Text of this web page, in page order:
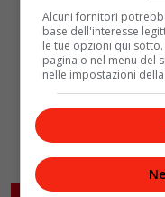
Alcuni fornitori
base dell'interesse
le tue opzioni qui
pagina o nel menu del
nelle impostazioni